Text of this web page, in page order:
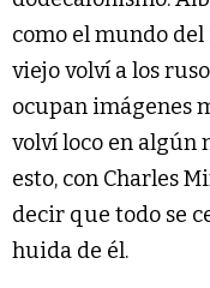
como el mundo
viejo volví a los
ocupan imágenes
volví loco en algún
esto, con Charles
decir que todo se
huida de él.